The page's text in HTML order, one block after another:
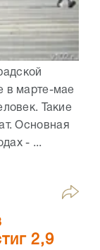
в марте-мае
Такие
Основная
- ...
2,9